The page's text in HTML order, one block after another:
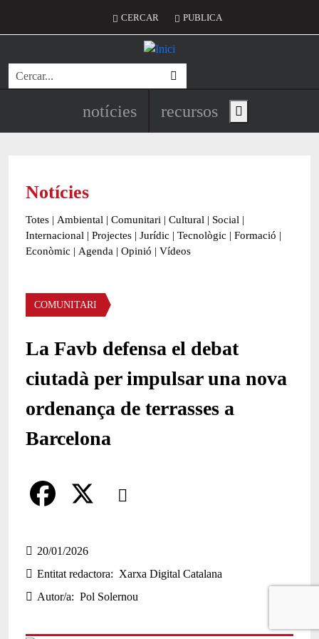
Menú del compte d'usuari
CERCAR PUBLICA
Cerca
Navegació principal de
notícies recursos Show main menu
Notícies
Totes | Ambiental | Comunitari | Cultural | Social |
Internacional | Projectes | Jurídic | Tecnològic | Formació |
Econòmic | Agenda | Opinió | Vídeos
Àmbit de la notícia
COMUNITARI
La Favb defensa el debat
ciutadà per impulsar una nova
ordenança de terrasses a
Barcelona
Comparteix
a
c
e
20/01/2026
Entitat redactora
Xarxa Digital Catalana
Autor/a
Pol Solernou